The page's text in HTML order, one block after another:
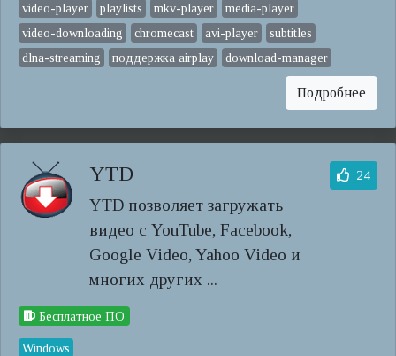
video-player playlists mkv-player
media-player
video-downloading
chromecast avi-player
subtitles
dlna-streaming
поддержка airplay download-manager
Подробнее
YTD
YTD позволяет загружать
видео с YouTube, Facebook,
Google Video, Yahoo Video и
многих других ...
24
Бесплатное ПО
Windows